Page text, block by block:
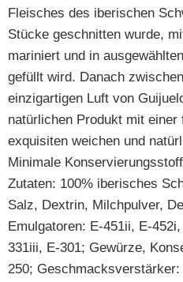
Fleisches des iberischen
Stücke geschnitten wurde,
mariniert und in
gefüllt wird. Danach
einzigartigen Luft von
natürlichen Produkt mit einer
exquisiten weichen und
Minimale
Zutaten: 100% iberisches
Salz, Dextrin, Milchpulver,
Emulgatoren: E-451ii, E-
331iii, E-301; Gewürze,
250;